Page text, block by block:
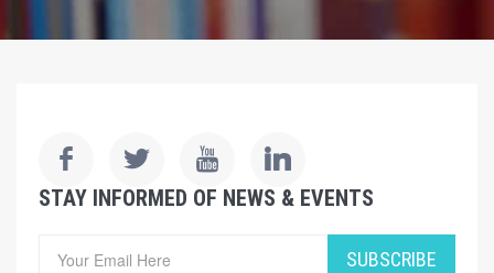
STAY INFORMED OF NEWS & EVENTS
SUBSCRIBE